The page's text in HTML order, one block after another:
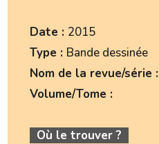
Date : 2015
Type : Bande dessinée
Nom de la revue/série :
Volume/Tome :
Où le trouver ?